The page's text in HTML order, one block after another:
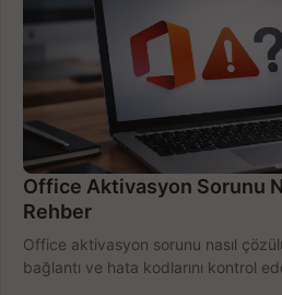
Office Aktivasyon Sorunu
Rehber
Office aktivasyon sorunu nasıl
bağlantı ve hata kodlarını kontrol